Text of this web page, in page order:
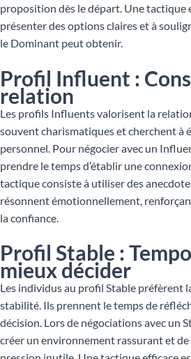
proposition dès le départ. Une tactique
présenter des options claires et à
le Dominant peut obtenir.
Profil Influent :
relation
Les profils Influents valorisent la
souvent charismatiques et cherchent à
personnel. Pour négocier avec un
prendre le temps d’établir une
tactique consiste à utiliser des
résonnent émotionnellement,
la confiance.
Profil Stable :
mieux décider
Les individus au profil Stable préfèrent
stabilité. Ils prennent le temps de
décision. Lors de négociations avec un
créer un environnement rassurant et de